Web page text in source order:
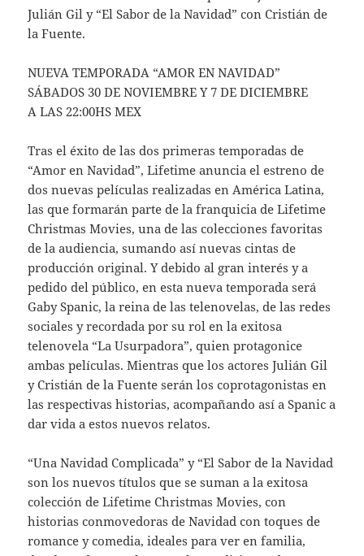
Julián Gil y “El Sabor de la Navidad” con Cristián de
la Fuente.
NUEVA TEMPORADA “AMOR EN NAVIDAD”
SÁBADOS 30 DE NOVIEMBRE Y 7 DE DICIEMBRE
A LAS 22:00HS MEX
Tras el éxito de las dos primeras temporadas de
“Amor en Navidad”, Lifetime anuncia el estreno de
dos nuevas películas realizadas en América Latina,
las que formarán parte de la franquicia de Lifetime
Christmas Movies, una de las colecciones favoritas
de la audiencia, sumando así nuevas cintas de
producción original. Y debido al gran interés y a
pedido del público, en esta nueva temporada será
Gaby Spanic, la reina de las telenovelas, de las redes
sociales y recordada por su rol en la exitosa
telenovela “La Usurpadora”, quien protagonice
ambas películas. Mientras que los actores Julián Gil
y Cristián de la Fuente serán los coprotagonistas en
las respectivas historias, acompañando así a Spanic a
dar vida a estos nuevos relatos.
“Una Navidad Complicada” y “El Sabor de la Navidad
son los nuevos títulos que se suman a la exitosa
colección de Lifetime Christmas Movies, con
historias conmovedoras de Navidad con toques de
romance y comedia, ideales para ver en familia,